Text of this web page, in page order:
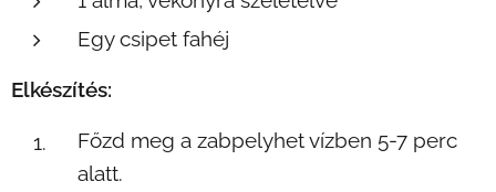
Egy csipet fahéj
Elkészítés:
Főzd meg a zabpelyhet vízben 5-7 perc
alatt.